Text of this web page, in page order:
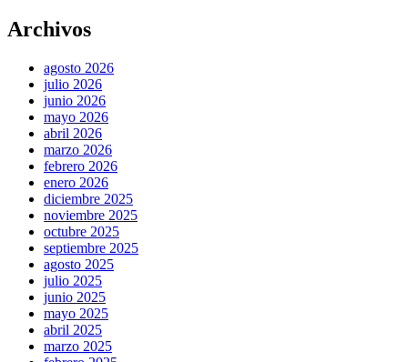
Archivos
agosto 2026
julio 2026
junio 2026
mayo 2026
abril 2026
marzo 2026
febrero 2026
enero 2026
diciembre 2025
noviembre 2025
octubre 2025
septiembre 2025
agosto 2025
julio 2025
junio 2025
mayo 2025
abril 2025
marzo 2025